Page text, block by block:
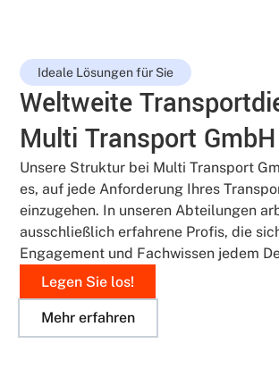
Ideale Lösungen für Sie
Weltweite
Multi Transport GmbH
Unsere Struktur bei Multi Transport
es, auf jede Anforderung Ihres
einzugehen. In unseren Abteilungen
ausschließlich erfahrene Profis, die
Engagement und Fachwissen jedem
Legen Sie los!
Mehr erfahren